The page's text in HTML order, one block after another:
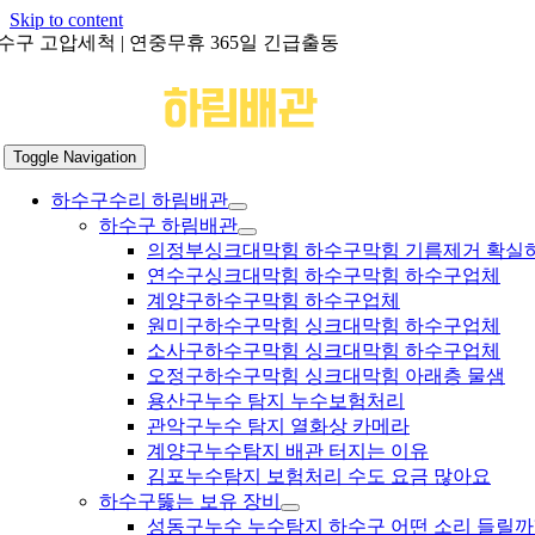
Skip to content
구 고압세척 | 연중무휴 365일 긴급출동
Toggle Navigation
하수구수리 하림배관
하수구 하림배관
의정부싱크대막힘 하수구막힘 기름제거 확실
연수구싱크대막힘 하수구막힘 하수구업체
계양구하수구막힘 하수구업체
원미구하수구막힘 싱크대막힘 하수구업체
소사구하수구막힘 싱크대막힘 하수구업체
오정구하수구막힘 싱크대막힘 아래층 물샘
용산구누수 탐지 누수보험처리
관악구누수 탐지 열화상 카메라
계양구누수탐지 배관 터지는 이유
김포누수탐지 보험처리 수도 요금 많아요
하수구뚫는 보유 장비
성동구누수 누수탐지 하수구 어떤 소리 들릴까